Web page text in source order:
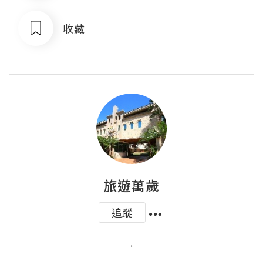
收藏
旅遊萬歲
追蹤
.